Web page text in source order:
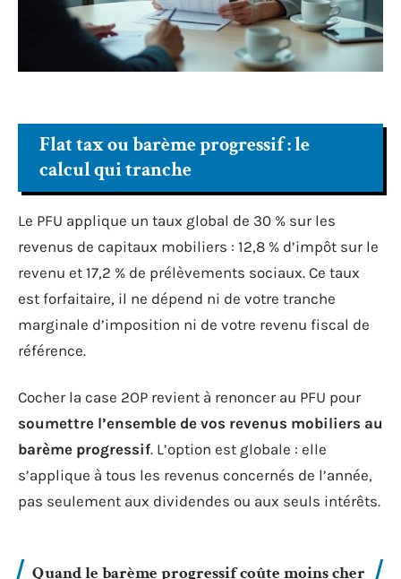
Flat tax ou barème progressif : le
calcul qui tranche
Le PFU applique un taux global de 30 % sur les
revenus de capitaux mobiliers : 12,8 % d’impôt sur le
revenu et 17,2 % de prélèvements sociaux. Ce taux
est forfaitaire, il ne dépend ni de votre tranche
marginale d’imposition ni de votre revenu fiscal de
référence.
Cocher la case 2OP revient à renoncer au PFU pour
soumettre l’ensemble de vos revenus mobiliers au
barème progressif. L’option est globale : elle
s’applique à tous les revenus concernés de l’année,
pas seulement aux dividendes ou aux seuls intérêts.
Quand le barème progressif coûte moins cher